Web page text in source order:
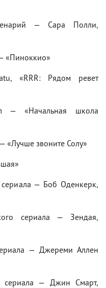
— Сара Полли,
«Пиноккио»
«RRR: Рядом ревет
— «Начальная школа
«Лучше звоните Солу»
сериала — Боб Оденкерк,
сериала — Зендая,
— Джереми Аллен
сериала — Джин Смарт,